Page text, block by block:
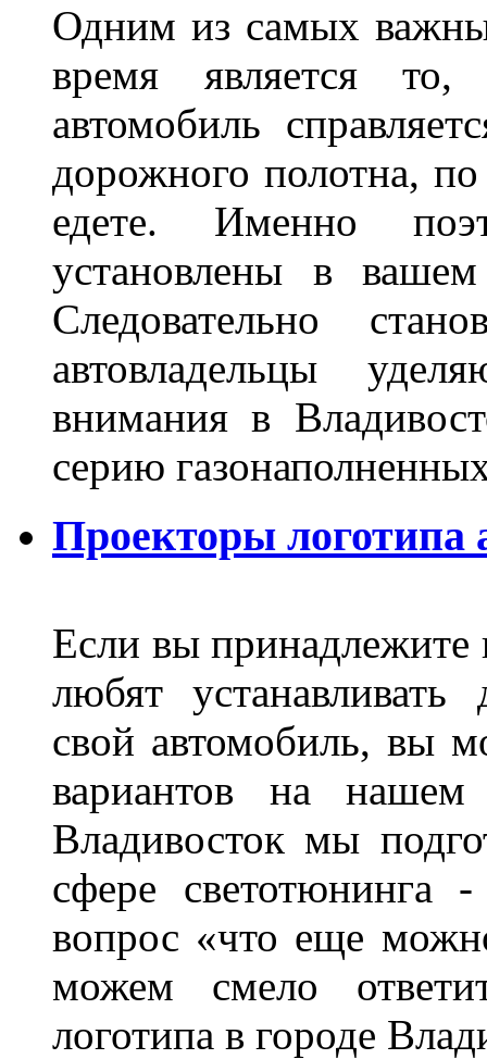
Одним из самых
время является то,
автомобиль
дорожного полотна,
едете. Именно
установлены в
Следовательно
автовладельцы
внимания в
серию
Проекторы логотипа
Если вы принадлежите
любят устанавливать
свой автомобиль, вы
вариантов на
Владивосток мы
сфере светотюнинга
вопрос «что еще
можем смело
логотипа в городе